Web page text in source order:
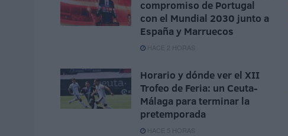
compromiso de Portugal
con el Mundial 2030 junto a
España y Marruecos
HACE 2 HORAS
Horario y dónde ver el XII
Trofeo de Feria: un Ceuta-
Málaga para terminar la
pretemporada
HACE 5 HORAS